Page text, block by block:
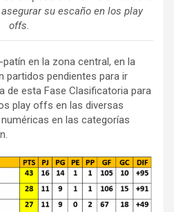
su escaño en los play
offs.
en la zona central, en la
partidos pendientes para ir
de esta Fase Clasificatoria para
play offs en las diversas
en las categorías